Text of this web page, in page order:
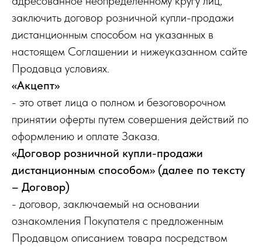
заключить договор розничной купли-продажи
дистанционным способом на указанных в
настоящем Соглашении и нижеуказанном сайте
Продавца условиях.
«Акцепт»
- это ответ лица о полном и безоговорочном
принятии оферты путем совершения действий по
оформлению и оплате Заказа.
«Договор розничной купли-продажи
дистанционным способом» (далее по тексту
– Договор)
- договор, заключаемый на основании
ознакомления Покупателя с предложенным
Продавцом описанием товара посредством